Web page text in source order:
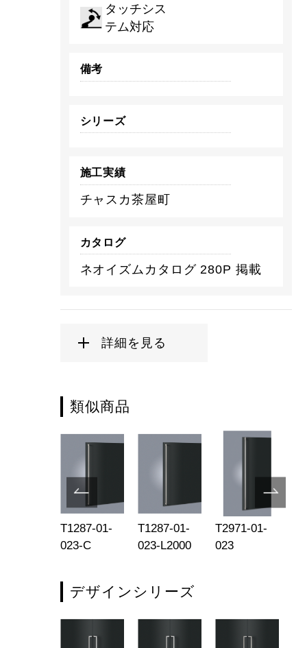
タッチシス
テム対応
備考
シリーズ
施工実績
チャスカ茶屋町
カタログ
ネオイズムカタログ 280P 掲載
詳細を見る
類似商品
T1287-01-
023-C
T1287-01-
023-L2000
T2971-01-
023
デザインシリーズ